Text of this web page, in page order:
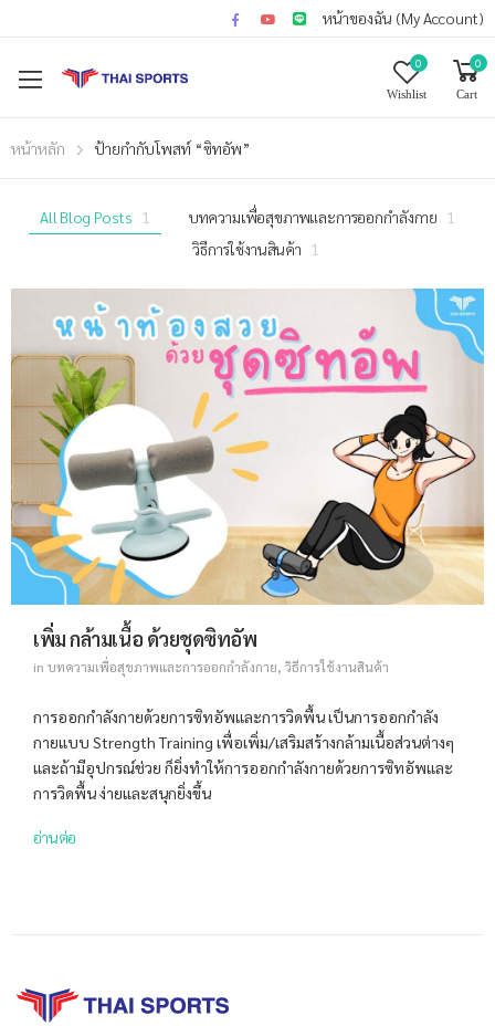
หน้าของฉัน (My Account)
0
Wishlist
0
Cart
หน้าหลัก ป้ายกำกับโพสท์ “ซิทอัพ”
All Blog Posts 1 บทความเพื่อสุขภาพและการออกกำลังกาย
1
วิธีการใช้งานสินค้า
1
เพิ่ม กล้ามเนื้อ ด้วยชุดซิทอัพ
in บทความเพื่อสุขภาพและการออกกำลังกาย, วิธีการใช้งานสินค้า
การออกกำลังกายด้วยการซิทอัพและการวิดพื้น เป็นการออกกำลัง
กายแบบ Strength Training เพื่อเพิ่ม/เสริมสร้างกล้ามเนื้อส่วนต่างๆ
และถ้ามีอุปกรณ์ช่วย ก็ยิ่งทำให้การออกกำลังกายด้วยการซิทอัพและ
การวิดพื้น ง่ายและสนุกยิ่งขึ้น
อ่านต่อ